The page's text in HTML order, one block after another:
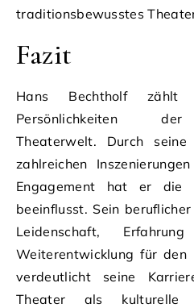
traditionsbewusstes
Fazit
Hans Bechtholf
Persönlichkeiten der
Theaterwelt. Durch
zahlreichen
Engagement hat er die
beeinflusst. Sein
Leidenschaft,
Weiterentwicklung für den
verdeutlicht seine
Theater als kulturelle